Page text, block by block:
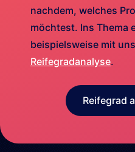
nachdem, welches
möchtest. Ins Thema
beispielsweise mit
Reifegradanalyse.
Reifegrad